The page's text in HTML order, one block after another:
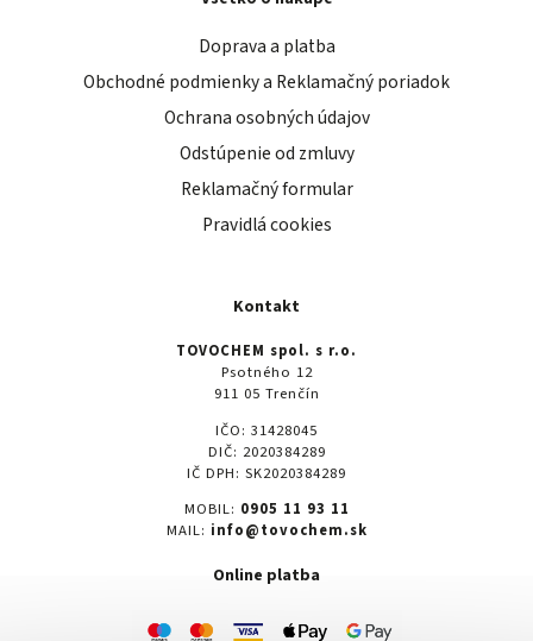
Doprava a platba
Obchodné podmienky a Reklamačný poriadok
Ochrana osobných údajov
Odstúpenie od zmluvy
Reklamačný formular
Pravidlá cookies
Kontakt
TOVOCHEM spol. s r.o.
Psotného 12
911 05 Trenčín
IČO: 31428045
DIČ: 2020384289
IČ DPH: SK2020384289
MOBIL: 0905 11 93 11
MAIL: info@tovochem.sk
Online platba